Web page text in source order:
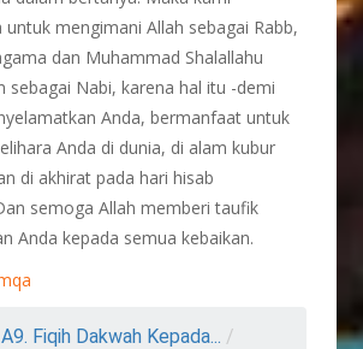
mengimani Allah sebagai Rabb,
dan Muhammad Shalallahu
sebagai Nabi, karena hal itu -demi
Anda, bermanfaat untuk
Anda di dunia, di alam kubur
di akhirat pada hari hisab
semoga Allah memberi taufik
Anda kepada semua kebaikan.
A9. Fiqih Dakwah Kepada... /